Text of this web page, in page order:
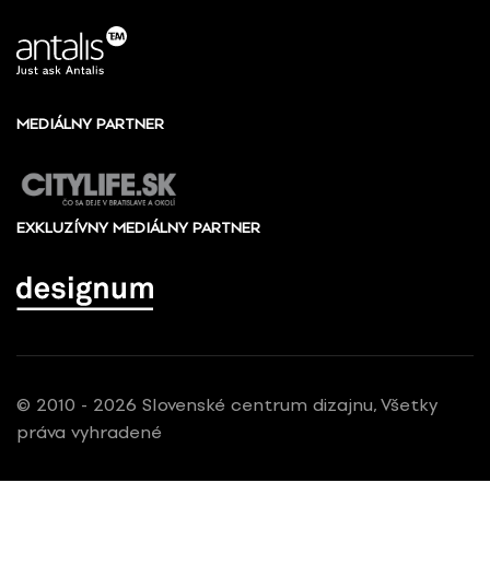
MEDIÁLNY PARTNER
EXKLUZÍVNY MEDIÁLNY PARTNER
© 2010 - 2026 Slovenské centrum dizajnu, Všetky
práva vyhradené